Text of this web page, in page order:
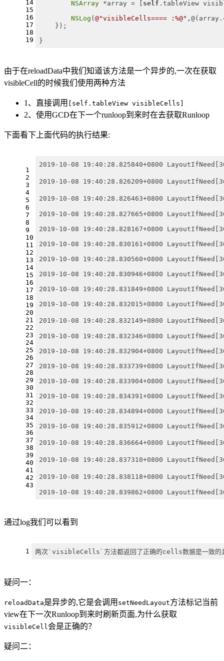
14
15
16
17
18
19
NSArray *array = [ self .tableView
NSLog ( @"visibleCells==== :%@"
    });
}
由于在reloadData中我们知道该方法是一个异步的,一次在获取
visibleCell的时候我们使用两种方法
1、直接调用 [self.tableView visibleCells]
2、使用GCD在下一个runloop到来时在去获取Runloop
下面看下上面代码的执行结果:
1
2
3
4
5
6
7
8
9
10
11
12
13
14
15
16
17
18
19
20
21
22
23
24
25
26
27
28
29
30
31
32
33
34
35
36
37
38
39
40
41
42
43
2019-10-08 19:40:28.825840+0800
2019-10-08 19:40:28.826209+0800
2019-10-08 19:40:28.826463+0800
2019-10-08 19:40:28.827665+0800
2019-10-08 19:40:28.828167+0800
2019-10-08 19:40:28.830161+0800
2019-10-08 19:40:28.830560+0800
2019-10-08 19:40:28.830946+0800
2019-10-08 19:40:28.831849+0800
2019-10-08 19:40:28.832015+0800
2019-10-08 19:40:28.832149+0800
2019-10-08 19:40:28.832346+0800
2019-10-08 19:40:28.832904+0800
2019-10-08 19:40:28.833739+0800
2019-10-08 19:40:28.833904+0800
2019-10-08 19:40:28.834391+0800
2019-10-08 19:40:28.834894+0800
2019-10-08 19:40:28.835912+0800
2019-10-08 19:40:28.836664+0800
2019-10-08 19:40:28.837310+0800
2019-10-08 19:40:28.838118+0800
2019-10-08 19:40:28.839862+0800
通过log我们可以看到
1 两次`visibleCells`方法都返回了正确的cells数据是一致的
疑问一：
reloadData是异步的,它是会调用 setNeedLayout方法标记当前
view在下一次Runloop到来时刷新页面,为什么获取
visibleCell 会是正确的？
疑问二：